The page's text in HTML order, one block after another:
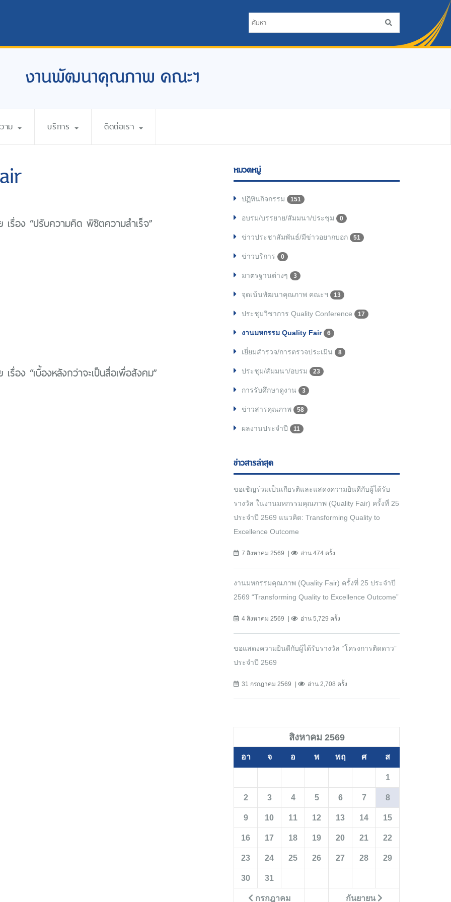
งานพัฒนาคุณภาพ คณะฯ
าม บริการ ติดต่อเรา
เรื่อง “ปรับความคิด พิชิตความสำเร็จ”
เรื่อง “เบื้องหลังกว่าจะเป็นสื่อเพื่อสังคม”
หมวดหมู่
ปฏิทินกิจกรรม 151
อบรม/บรรยาย/สัมมนา/ประชุม 0
ข่าวประชาสัมพันธ์/มีข่าวอยากบอก 51
ข่าวบริการ 0
มาตรฐานต่างๆ 3
จุดเน้นพัฒนาคุณภาพ คณะฯ 13
ประชุมวิชาการ Quality Conference 17
งานมหกรรม Quality Fair 6
เยี่ยมสำรวจ/การตรวจประเมิน 8
ประชุม/สัมมนา/อบรม 23
การรับศึกษาดูงาน 3
ข่าวสารคุณภาพ 58
ผลงานประจำปี 11
ข่าวสารล่าสุด
ขอเชิญร่วมเป็นเกียรติและแสดงความยินดีกับผู้ได้รับ
รางวัล ในงานมหกรรมคุณภาพ (Quality Fair) ครั้งที่ 25
ประจำปี 2569 แนวคิด: Transforming Quality to
Excellence Outcome
7 สิงหาคม 2569 อ่าน 474 ครั้ง
งานมหกรรมคุณภาพ (Quality Fair) ครั้งที่ 25 ประจำปี
2569 “Transforming Quality to Excellence Outcome”
4 สิงหาคม 2569 อ่าน 5,729 ครั้ง
ขอแสดงความยินดีกับผู้ได้รับรางวัล “โครงการติดดาว”
ประจำปี 2569
31 กรกฎาคม 2569 อ่าน 2,708 ครั้ง
สิงหาคม 2569
อา จ อ พ พฤ ศ ส
กรกฎาคม กันยายน
1
2 3 4 5 6 7 8
9 10 11 12 13 14 15
16 17 18 19 20 21 22
23 24 25 26 27 28 29
30 31